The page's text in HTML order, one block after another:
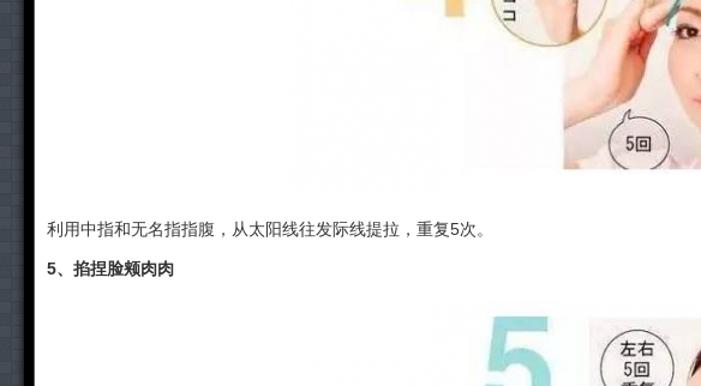
利用中指和无名指指腹，从太阳线往发际线提拉，重复5次。
5、掐捏脸颊肉肉